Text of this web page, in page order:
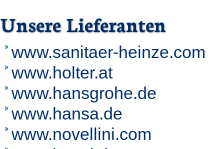
Unsere Lieferanten
www.sanitaer-heinze.com
www.holter.at
www.hansgrohe.de
www.hansa.de
www.novellini.com